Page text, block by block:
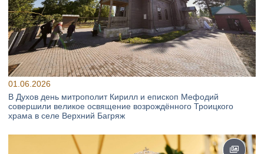
01.06.2026
В Духов день митрополит Кирилл и епископ Мефодий
совершили великое освящение возрождённого Троицкого
храма в селе Верхний Багряж